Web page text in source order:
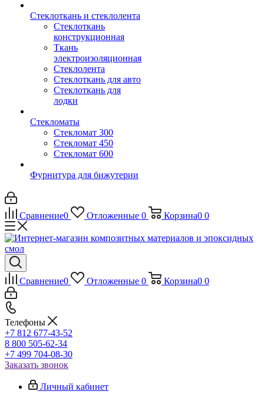
Стеклоткань и стеклолента
Стеклоткань
конструкционная
Ткань
электроизоляционная
Стеклолента
Стеклоткань для авто
Стеклоткань для
лодки
Стекломаты
Стекломат 300
Стекломат 450
Стекломат 600
Фурнитура для бижутерии
Сравнение0 Отложенные 0 Корзина0 0
Сравнение0 Отложенные 0 Корзина0 0
Телефоны
+7 812 677-43-52
8 800 505-62-34
+7 499 704-08-30
Заказать звонок
Личный кабинет